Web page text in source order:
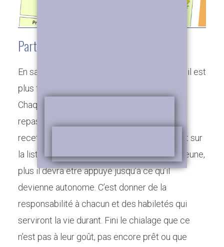
Participation de la maisonnée
En sachant d’avance quels seront les repas, il est
plus facile de mettre chacun à contribution.
Chaque membre de la famille peut choisir le
repas qu’il veut préparer, ou aussi trouver la
recette et s’assurer que les ingrédients sont sur
la liste d’épicerie. Bien sûr, plus l’enfant est jeune,
plus il devra être appuyé jusqu’à ce qu’il
devienne autonome. C’est donner de la
responsabilité à chacun et des habiletés qui
serviront la vie durant. Fini le chialage que ce
n’est pas à leur goût, pas encore prêt ou que